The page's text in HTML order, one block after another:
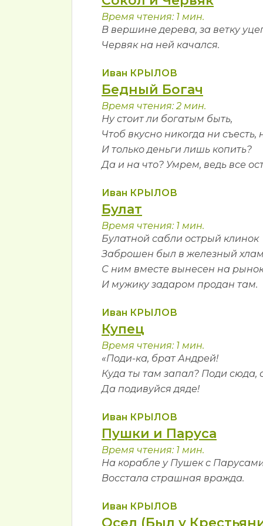
Время чтения: 1 мин.
В вершине дерева, за ветку
Червяк на ней качался.
Иван КРЫЛОВ
Бедный Богач
Время чтения: 2 мин.
Ну стоит ли богатым быть,
Чтоб вкусно никогда ни съесть,
И только деньги лишь копить?
Да и на что? Умрем, ведь все
Иван КРЫЛОВ
Булат
Время чтения: 1 мин.
Булатной сабли острый клинок
Заброшен был в железный
С ним вместе вынесен на
И мужику задаром продан там.
Иван КРЫЛОВ
Купец
Время чтения: 1 мин.
«Поди-ка, брат Андрей!
Куда ты там запал? Поди сюда,
Да подивуйся дяде!
Иван КРЫЛОВ
Пушки и Паруса
Время чтения: 1 мин.
На корабле у Пушек с
Восстала страшная вражда.
Иван КРЫЛОВ
Осел (Был у